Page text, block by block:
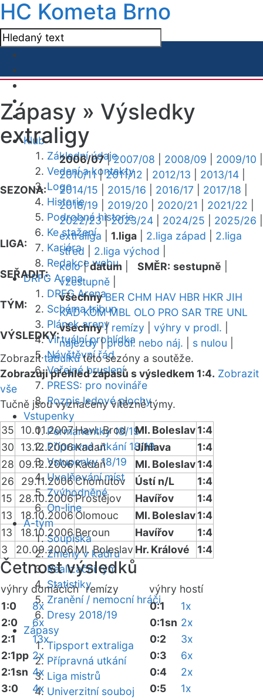
HC Kometa Brno
Klub
Základní údaje
Vedení a kontakty
Logo
Historie
Podrobná historie
Ke stažení
Kariéra
Redakce webu
DRFG Arena
DRFG Arena
Schéma tribun
Plánek areny
Virtuální prohlídka
Návštěvní řád
Veřejné bruslení
PRESS: pro novináře
Rozpis ledové plochy
Vstupenky
Permanentky 18/19
Přípravná utkání 18/19
Vstupenky 18/19
Uvolňování míst
Zvýhodněné
On-line
A-tým
Soupiska
Změny v kádru
Realizační tým
Statistiky
Zranění / nemocní hráči
Dresy 2018/19
Zápasy
Tipsport extraliga
Přípravná utkání
Liga mistrů
Univerzitní souboj
Zápasy » Výsledky
extraligy
SEZONA:
2006/07|2007/08 2008/09 2009/10
2010/11|2011/12 2012/13 2013/14
2014/15
2015/16 2016/17 2017/18
2018/19
2019/20 2020/21 2021/22
2022/23|2023/24 2024/25 2025/26
LIGA:
extraliga 1.liga 2.liga západ
2.liga
střed
2.liga východ
SEŘADIT:
kolo|datum SMĚR: sestupně
vzestupně
TÝM:
všechny BER CHM HAV HBR HKR JIH
KAD KOM MBL OLO PRO SAR TRE UNL
VÝSLEDKY:
všechny| remízy výhry v prodl.
nájezdy|prodl. nebo náj. s nulou
Zobrazittabulkutéto sezóny a soutěže.
Zobrazuji přehled zápasů s výsledkem 1:4. Zobrazit
vše
Tučně jsou vyznačeny vítězné týmy.
35 10.01.2007Havl. Brod Ml. Boleslav1:4
30
13.12.2006Kadaň Jihlava
1:4
28 09.12.2006Kadaň Ml. Boleslav1:4
26
29.11.2006 Chomutov Ústí n/L
1:4
15
28.10.2006Prostějov Havířov
1:4
13
18.10.2006 Olomouc Ml. Boleslav1:4
13
18.10.2006Beroun Havířov
1:4
3
20.09.2006Ml. Boleslav Hr. Králové 1:4
Četnost výsledků
výhry domácíchremízy výhry hostí
1:0
8x
2:0
6x
2:1
13x
2:1pp 2x
2:1sn 4x
3:0
4x
0:1
1x
0:1sn 2x
0:2
3x
0:3
6x
0:4
2x
0:5
1x